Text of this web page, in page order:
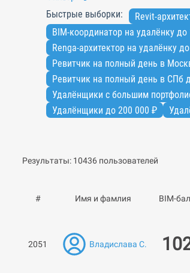
Быстрые выборки:
Revit-
BIM-координатор на удалёнку
Renga-архитектор на удалёнку
Ревитчик на полный день в
Ревитчик на полный день в СПб
Удалёнщики с большим
Удалёнщики до 200 000 ₽
Результаты: 10436 пользователей
# Имя и фамлия BIM-
2051 Владислава С.